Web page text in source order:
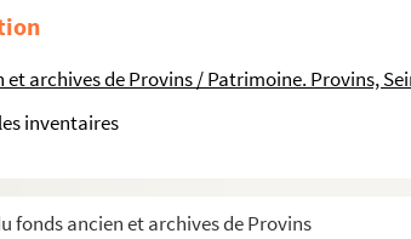
et archives de Provins / Patrimoine. Provins,
inventaires
fonds ancien et archives de Provins